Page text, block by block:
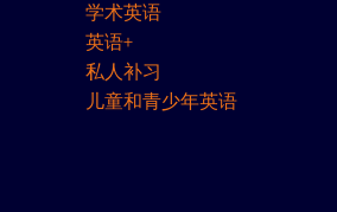
学术英语
英语+
私人补习
儿童和青少年英语